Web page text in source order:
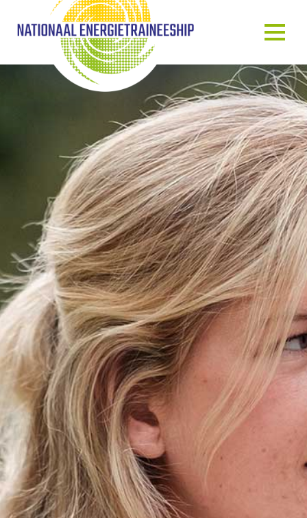
ONS VERHAAL
HET TRAINEESHIP
ONZE MENSEN
ONZE GASTSPREKERS
BLOG & NIEUWS
AGENDA
STARTERS
JOUW VERHAAL
PROGRAMMA INHOUD
SELECTIEPROCEDURE